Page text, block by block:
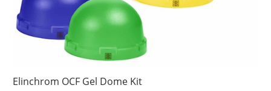
Elinchrom OCF Gel Dome Kit